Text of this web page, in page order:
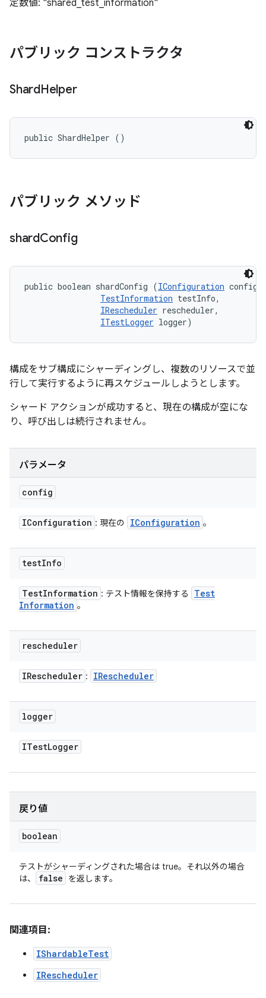
定数値: "shared_test_information"
パブリック コンストラクタ
ShardHelper
public ShardHelper ()
パブリック メソッド
shardConfig
public boolean shardConfig (IConfiguration
TestInformation testInfo,
IRescheduler rescheduler,
ITestLogger logger)
構成をサブ構成にシャーディングし、複数のリソースで並
行して実行するように再スケジュールしようとします。
シャード アクションが成功すると、現在の構成が空にな
り、呼び出しは続行されません。
パラメータ
config
IConfiguration : 現在の IConfiguration 。
testInfo
TestInformation : テスト情報を保持する
Test
Information 。
rescheduler
IRescheduler : IRescheduler
logger
ITestLogger
戻り値
boolean
テストがシャーディングされた場合は true。それ以外の場合
は、
false を返します。
関連項目:
IShardableTest
IRescheduler